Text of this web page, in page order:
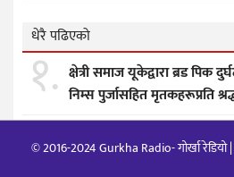
धेरै पढिएको
१. क्षेत्री समाज यूकेद्वारा ब्रड पिक
निम्स पुर्जासहित मृतकहरूप्रति
© 2016-2024 Gurkha Radio- गोर्खा